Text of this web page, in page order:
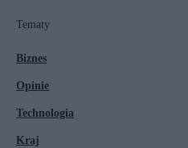
Tematy
Biznes
Opinie
Technologia
Kraj